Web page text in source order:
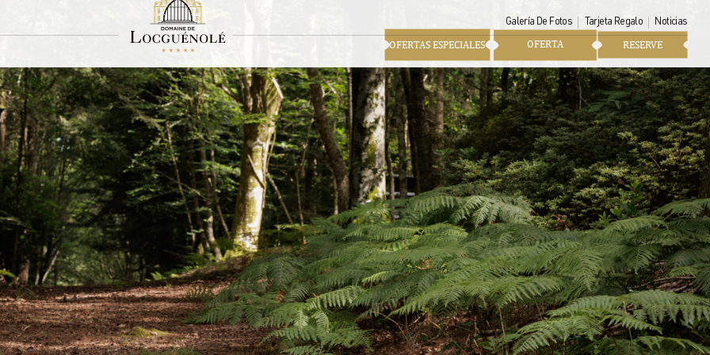
Galería De Fotos Tarjeta Regalo Noticias
RESERVE
OFERTA
OFERTAS ESPECIALES
Las actividades
Dentro de nuestro ámbito
corazón delDomaine de Locguénolé. Inmerso en su rico patrimonio, es fácil imaginarse a uno mismo
o navegante. Aproveche el terreno arbolado para disfrutar de algunos de los paseos más bellos de
señalizados que le ayudarán a descubrir la finca bajo una luz diferente. El cercano río Blavet
cada momento del día.